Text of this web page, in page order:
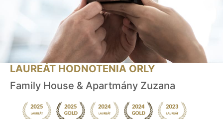
LAUREÁT HODNOTENIA ORLY
Family House & Apartmány Zuzana